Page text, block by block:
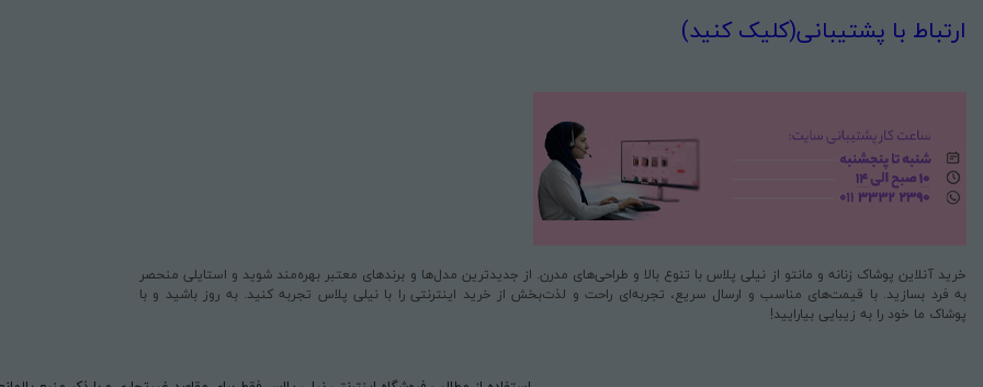
ارتباط با پشتیبانی(کلیک کنید)
خرید آنلاین پوشاک زنانه و مانتو از نیلی پلاس با تنوع بالا و طراحی‌های مدرن. از جدیدترین مدل‌ها و برندهای معتبر بهره‌مند شوید و استایلی منحصر
به فرد بسازید. با قیمت‌های مناسب و ارسال سریع، تجربه‌ای راحت و لذت‌بخش از خرید اینترنتی را با نیلی پلاس تجربه کنید. به روز باشید و با
پوشاک ما خود را به زیبایی بیارایید!